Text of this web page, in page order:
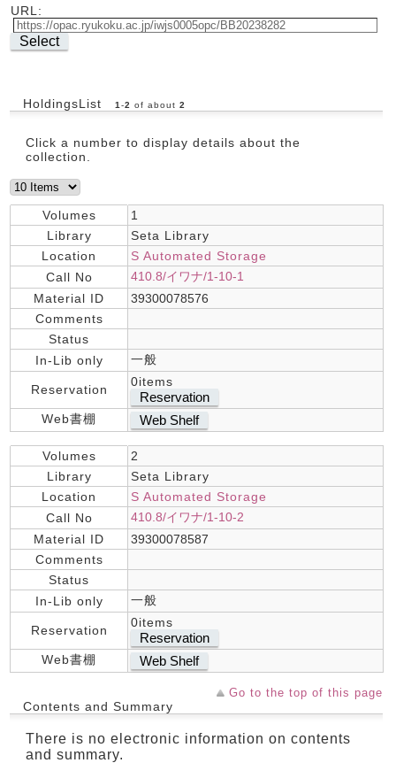
URL:
Select
HoldingsList 1 -2 of about 2
Click a number to display details about the
collection.
Volumes
1
Library
Seta Library
Location
S Automated Storage
Call No
410.8/イワナ/1-10-1
Material ID
39300078576
Comments
Status
In-Lib only
一般
Reservation
0items
Reservation
Web書棚 Web Shelf
Volumes
2
Library
Seta Library
Location
S Automated Storage
Call No
410.8/イワナ/1-10-2
Material ID
39300078587
Comments
Status
In-Lib only
一般
Reservation
0items
Reservation
Web書棚 Web Shelf
Go to the top of this page
Contents and Summary
There is no electronic information on contents
and summary.